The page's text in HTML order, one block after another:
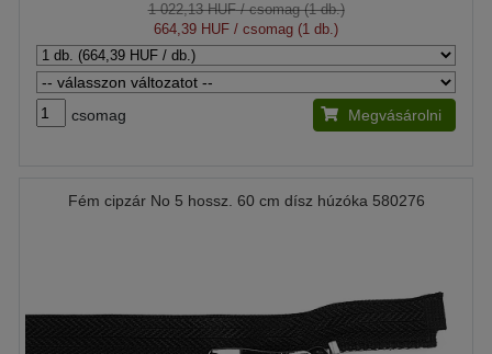
1 022,13 HUF/ csomag (1 db.)
664,39 HUF / csomag (1 db.)
csomag Megvásárolni
Fém cipzár No 5 hossz. 60 cm dísz húzóka 580276